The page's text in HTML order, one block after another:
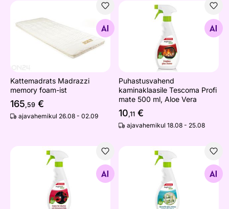
Kattemadrats Madrazzi memory foam-ist
Otsi sarnaseid
Kattemadrats Madrazzi
memory foam-ist
165,59 €
ajavahemikul 26.08 - 02.09
Puhastusvahend
Puhastusvahend
kaminaklaasile Tescoma Profi
mate 500 ml, Aloe Vera
10,11 €
ajavahemikul 18.08 - 25.08
Puhastusvahend keraamilisele- ja induktsioonpliidile
Puhastusvahend klaas- ja